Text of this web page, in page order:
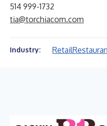
514 999-1732
tia@torchiacom.com
Industry: Retail